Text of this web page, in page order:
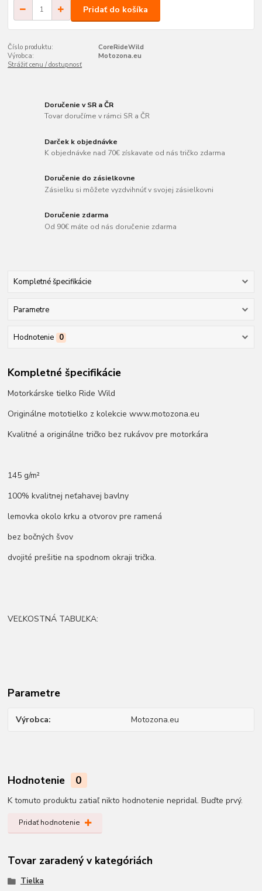
Pridať do košíka
Číslo produktu:
CoreRideWild
Výrobca:
Motozona.eu
Strážiť cenu / dostupnosť
Doručenie v SR a ČR
Tovar doručíme v rámci SR a ČR
Darček k objednávke
K objednávke nad 70€ získavate od nás tričko zdarma
Doručenie do zásielkovne
Zásielku si môžete vyzdvihnúť v svojej zásielkovni
Doručenie zdarma
Od 90€ máte od nás doručenie zdarma
Kompletné špecifikácie
Parametre
Hodnotenie 0
Kompletné špecifikácie
Motorkárske tielko Ride Wild
Originálne mototielko z kolekcie www.motozona.eu
Kvalitné a originálne tričko bez rukávov pre motorkára
145 g/m²
100% kvalitnej neťahavej bavlny
lemovka okolo krku a otvorov pre ramená
bez bočných švov
dvojité prešitie na spodnom okraji trička.
VEĽKOSTNÁ TABUĽKA:
Parametre
Výrobca Motozona.eu
Hodnotenie 0
K tomuto produktu zatiaľ nikto hodnotenie nepridal. Buďte prvý.
Pridať hodnotenie
Tovar zaradený v kategóriách
Tielka